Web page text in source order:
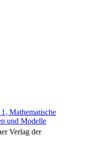
Mathematische
und Modelle
Verlag der